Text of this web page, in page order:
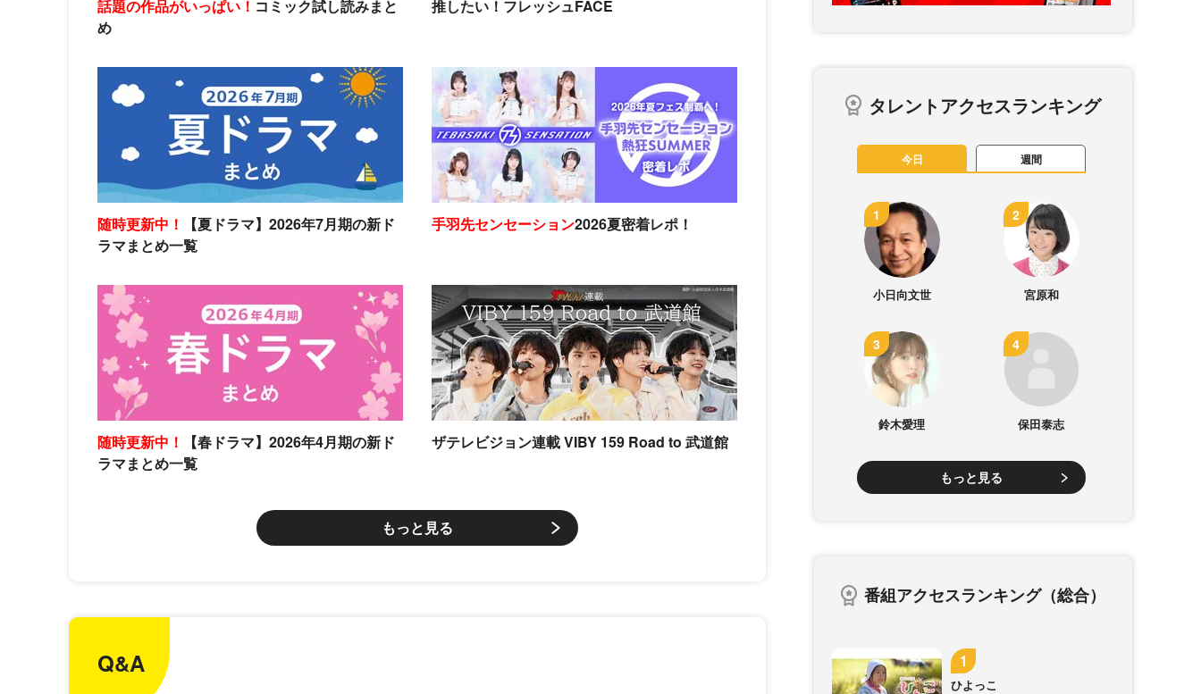
話題の作品がいっぱい！ コミック試し読みまと
め
推したい！フレッシュFACE
随時更新中！
【夏ドラマ】2026年7月期の新ド
ラマまとめ一覧
手羽先センセーション2026夏密着レポ！
随時更新中！
【春ドラマ】2026年4月期の新ド
ラマまとめ一覧
ザテレビジョン連載 VIBY 159 Road to 武道館
もっと見る
Q&A
タレントアクセスランキング
今日 週間
小日向文世 宮原和
鈴木愛理 保田泰志
もっと見る
番組アクセスランキング（総合）
ひよっこ